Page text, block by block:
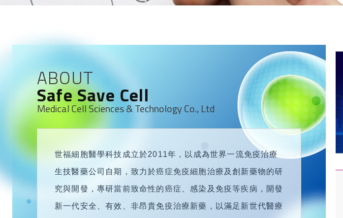
ABOUT
Safe Save Cell
Medical Cell Sciences & Technology Co., Ltd
世福細胞醫學科技成立於2011年 ， 以成為世界一流免疫治療
生技醫藥公司自期 ， 致力於癌症免疫細胞治療及創新藥物的研
究與開發 ， 專研當前致命性的癌症、感染及免疫等疾病，開發
新一代安全 、有效 、非昂貴免疫治療新藥 ， 以滿足新世代醫療